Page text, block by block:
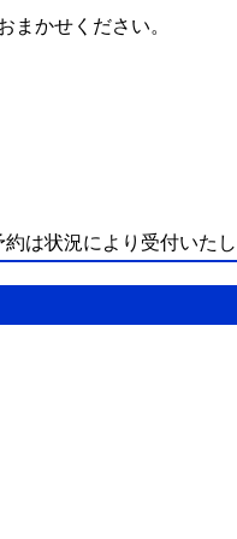
まかせください。
は状況により受付いた